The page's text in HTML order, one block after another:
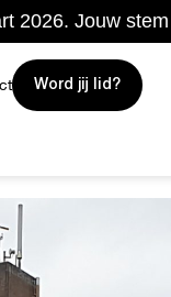
2026. Jouw
Word jij lid?